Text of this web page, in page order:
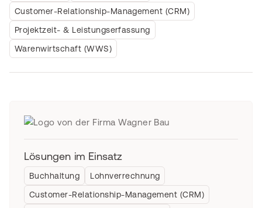
Customer-Relationship-Management (CRM)
Projektzeit- & Leistungserfassung
Warenwirtschaft (WWS)
Lösungen im Einsatz
Buchhaltung
Lohnverrechnung
Customer-Relationship-Management (CRM)